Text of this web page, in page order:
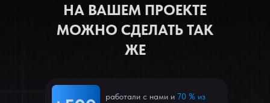
НА ВАШЕМ ПРОЕКТЕ
МОЖНО СДЕЛАТЬ ТАК
ЖЕ
работали с нами и 70 % из